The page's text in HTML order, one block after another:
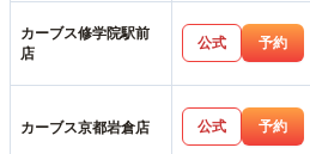
カーブス修学院駅前
店
公式 予約
カーブス京都岩倉店 公式 予約